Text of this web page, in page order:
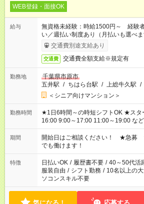
WEB登録・面接OK
給与
無資格未経験：時給1500円～ 経
い／週払い制度あり（月払いも選べ
完了次第のお支払いとなります。
交通費別途支給あり
交通費 交通費全額支給※規定有
勤務地
千葉県市原市
五井駅 / ちはら台駅 / 上総牛久駅 /
＜シニア向けマンション＞
勤務時間
★1日6時間～の時短シフトOK ★スタート時間選べます！ 7:00～
16:00 9:00～17:00 11:00～19:00 など 残業なし
場合、他のお仕事と合わせ週40時間
ん ※法令に基づき、週20時間以上勤
となります ※労働者派遣法（日雇い
短時間・短期間の就業はご案内が難
期間
開始日はご相談ください！ ★急募
でも働けます！
特徴 日払いOK / 履歴書不要 / 40～50代活
服装自由 / シフト勤務 / 10名以上の
ソコンスキル不要